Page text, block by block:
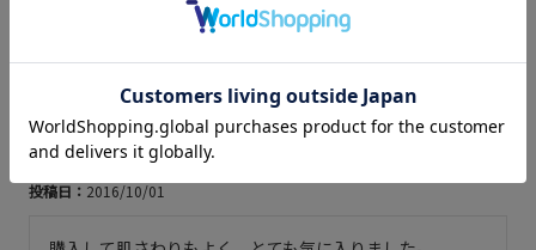
ジョンストンズ JOHNSTONS カシミア
投稿日 2016/10/01